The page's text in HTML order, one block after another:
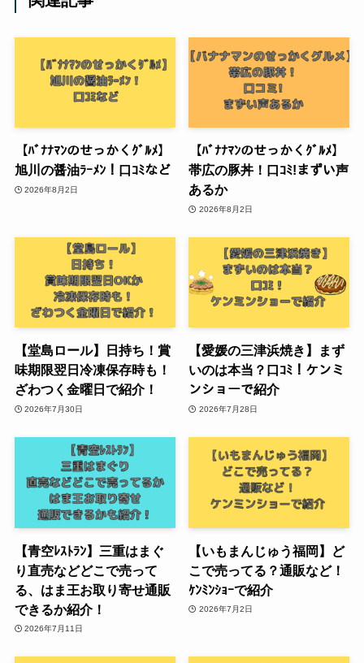
【ﾊﾞﾅﾅﾏﾝのせっかくｸﾞﾙﾒ】
旭川の醤油ﾗｰﾒﾝ！口ｺﾐなど
2026年8月2日
【ﾊﾞﾅﾅﾏﾝのせっかくｸﾞﾙﾒ】
帯広の豚丼！口ｺﾐ!まずい声
あるか
2026年8月2日
【堂島ロール】日持ち！賞
味期限翌日冷凍保存時も！
ざわつく金曜日で紹介！
2026年7月30日
【愛媛の三津浜焼き】まず
いのは本当？口ｺﾐ！ケンミ
ンショーで紹介
2026年7月28日
【青空ﾚｽﾄﾗﾝ】三重はまぐ
り直売などどこで売って
る、はま王お取り寄せ通販
できるか紹介！
2026年7月11日
【いもまんじゅう福岡】ど
こで売ってる？通販など！
ｹﾝﾐﾝｼｮｰで紹介
2026年7月2日